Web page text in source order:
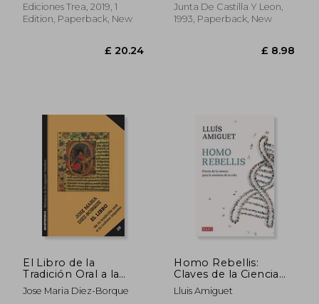
Ediciones Trea, 2019, 1
Edition, Paperback, New
Junta De Castilla Y Leon,
1993, Paperback, New
El Libro de la
Tradición Oral a la
Cultura Impresa
(Biblioteca de
Jose Maria Diez-Borque
Homo Rebellis:
Claves de la Ciencia
Para la Aventura de la
Vida (Ensayo y
Lluis Amiguet